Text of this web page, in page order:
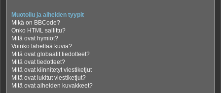
Muotoilu ja aiheiden tyypit
Mikä on BBCode?
Onko HTML sallittu?
Mitä ovat hymiöt?
Voinko lähettää kuvia?
Mitä ovat globaalit tiedotteet?
Mitä ovat tiedotteet?
Mitä ovat kiinnitetyt viestiketjut
Mitä ovat lukitut viestiketjut?
Mitä ovat aiheiden kuvakkeet?